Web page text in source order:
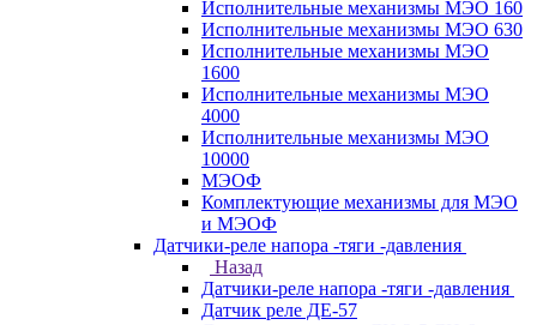
Исполнительные механизмы МЭО 160
Исполнительные механизмы МЭО 630
Исполнительные механизмы МЭО
1600
Исполнительные механизмы МЭО
4000
Исполнительные механизмы МЭО
10000
МЭОФ
Комплектующие механизмы для МЭО
и МЭОФ
Датчики-реле напора -тяги -давления
Назад
Датчики-реле напора -тяги -давления
Датчик реле ДЕ-57